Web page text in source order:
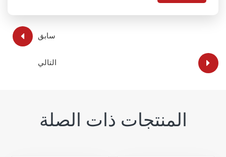
سابق
التالي
المنتجات ذات الصلة